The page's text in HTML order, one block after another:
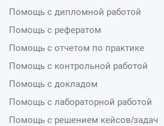
Помощь с дипломной работой
Помощь с рефератом
Помощь с отчетом по практике
Помощь с контрольной работой
Помощь с докладом
Помощь с лабораторной работой
Помощь с решением кейсов/задач